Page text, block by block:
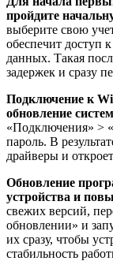
пройдите
выберите свою
обеспечит доступ
данных. Такая
задержек и сразу
Подключение к
обновление
«Подключения» >
пароль. В
драйверы и
Обновление
устройства и
свежих версий,
обновлении» и
их сразу, чтобы
стабильность